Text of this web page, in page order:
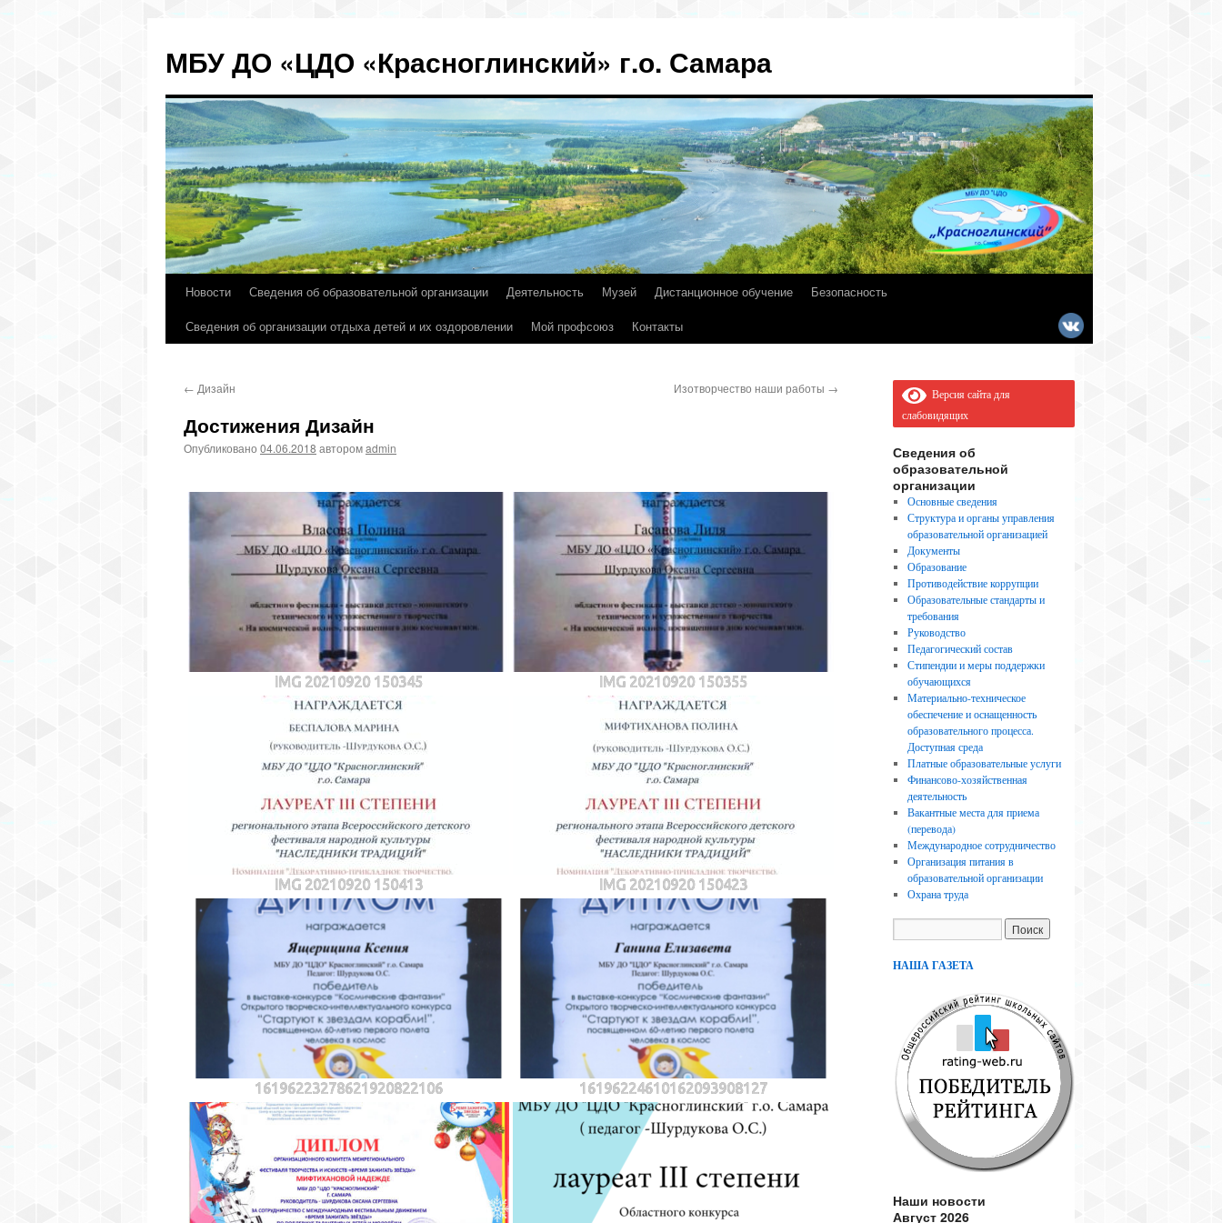
МБУ ДО «ЦДО «Красноглинский» г.о. Самара
Перейти
Новости Сведения об образовательной организации Деятельность Музей Дистанционное обучение
Безопасность
Сведения об организации отдыха детей и их оздоровлении
Мой профсоюз Контакты
← Дизайн Изотворчество наши работы →
Достижения Дизайн
Опубликовано 04.06.2018 авторомadmin
IMG 20210920 150345 IMG 20210920 150355
IMG 20210920 150413 IMG 20210920 150423
16196223278621920822106 16196224610162093908127
Версия сайта для
слабовидящих
Сведения об
образовательной
организации
Основные сведения
Структура и органы управления
образовательной организацией
Документы
Образование
Противодействие коррупции
Образовательные стандарты и
требования
Руководство
Педагогический состав
Стипендии и меры поддержки
обучающихся
Материально-техническое
обеспечение и оснащенность
образовательного процесса.
Доступная среда
Платные образовательные услуги
Финансово-хозяйственная
деятельность
Вакантные места для приема
(перевода)
Международное сотрудничество
Организация питания в
образовательной организации
Охрана труда
НАША ГАЗЕТА
Наши новости
Август 2026